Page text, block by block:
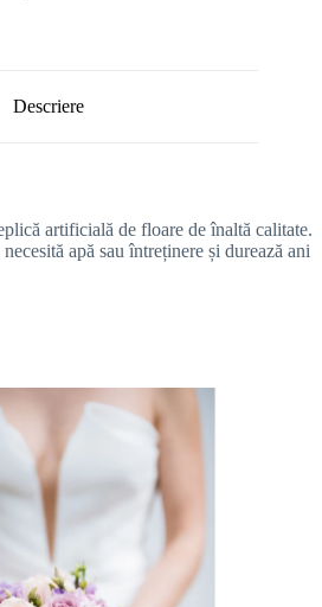
Descriere
artificială de floare de înaltă calitate.
apă sau întreținere și durează ani